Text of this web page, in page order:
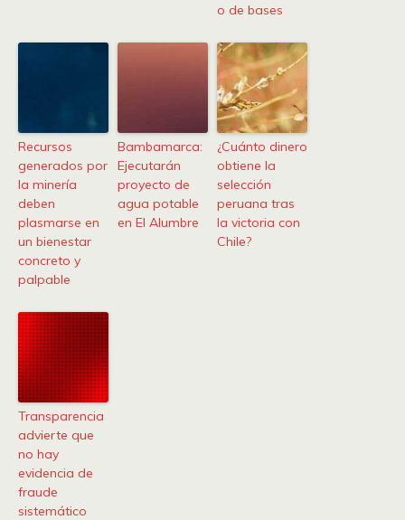
o de bases
Recursos
generados por
la minería
deben
plasmarse en
un bienestar
concreto y
palpable
Bambamarca:
Ejecutarán
proyecto de
agua potable
en El Alumbre
¿Cuánto dinero
obtiene la
selección
peruana tras
la victoria con
Chile?
Transparencia
advierte que
no hay
evidencia de
fraude
sistemático